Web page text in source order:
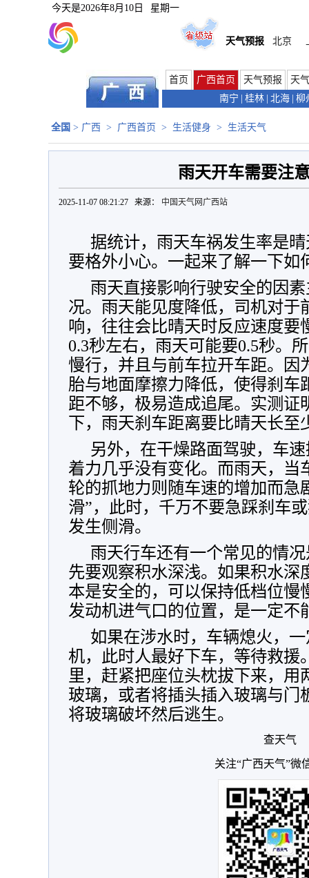
今天是2026年8月10日 星期一
天气预报 北京
首页 广西首页 天气预报
天
南宁
桂林 北海 柳
全国 > 广西 > 广西首页 > 生活健身 > 生活天气
雨天开车需要注
2025-11-07 08:21:27 来源： 中国天气网广西站
据统计，雨天车祸发生率是
要格外小心。一起来了解一下如
雨天直接影响行驶安全的因
况。雨天能见度降低，司机对于
响，往往会比晴天时反应速度要
0.3秒左右，雨天可能要0.5秒。
慢行，并且与前车拉开车距。因
胎与地面摩擦力降低，使得刹车
距不够，极易造成追尾。实测证
下，雨天刹车距离要比晴天长至
另外，在干燥路面驾驶，车
着力几乎没有变化。而雨天，当
轮的抓地力则随车速的增加而急
滑”，此时，千万不要急踩刹车
发生侧滑。
雨天行车还有一个常见的情
先要观察积水深浅。如果积水深
本是安全的，可以保持低档位慢
发动机进气口的位置，是一定不
如果在涉水时，车辆熄火，
机，此时人最好下车，等待救援
里，赶紧把座位头枕拔下来，用
玻璃，或者将插头插入玻璃与门
将玻璃破坏然后逃生。
查天气
关注“广西天气”微